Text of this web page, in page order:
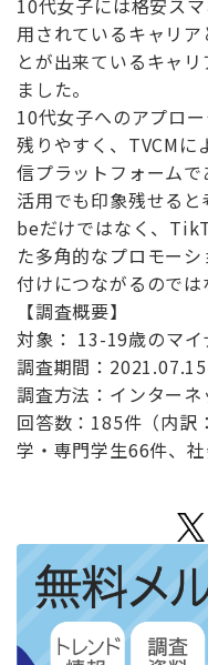
10代女子には格安ス
用されているキャリ
とが出来ているキャ
ました。
10代女子へのアプロ
残りやすく、TVCMに
信プラットフォーム
活用でも印象残せる
beだけではなく、
た多角的なプロモー
付けにつながるのでは
【調査概要】
対象： 13-19歳のマイ
調査期間：
調査方法：インターネ
回答数：185件（内訳
学・専門学生66件、